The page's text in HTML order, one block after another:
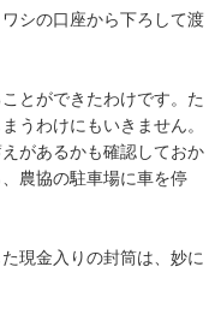
シの口座から下ろして渡
とができたわけです。た
うわけにもいきません。
があるかも確認しておか
農協の駐車場に車を停
現金入りの封筒は、妙に